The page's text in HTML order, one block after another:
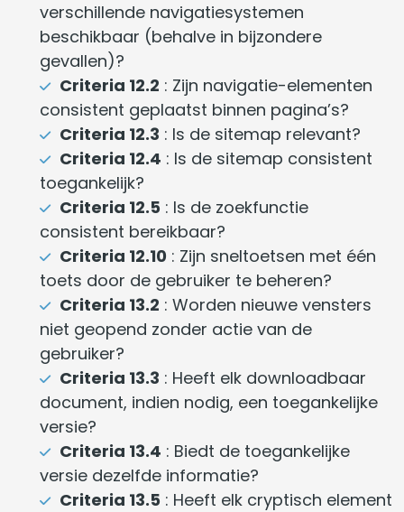
verschillende navigatiesystemen
beschikbaar (behalve in bijzondere
gevallen)?
Criteria 12.2 : Zijn navigatie-elementen
consistent geplaatst binnen pagina’s?
Criteria 12.3 : Is de sitemap relevant?
Criteria 12.4 : Is de sitemap consistent
toegankelijk?
Criteria 12.5 : Is de zoekfunctie
consistent bereikbaar?
Criteria 12.10 : Zijn sneltoetsen met één
toets door de gebruiker te beheren?
Criteria 13.2 : Worden nieuwe vensters
niet geopend zonder actie van de
gebruiker?
Criteria 13.3 : Heeft elk downloadbaar
document, indien nodig, een toegankelijke
versie?
Criteria 13.4 : Biedt de toegankelijke
versie dezelfde informatie?
Criteria 13.5 : Heeft elk cryptisch element